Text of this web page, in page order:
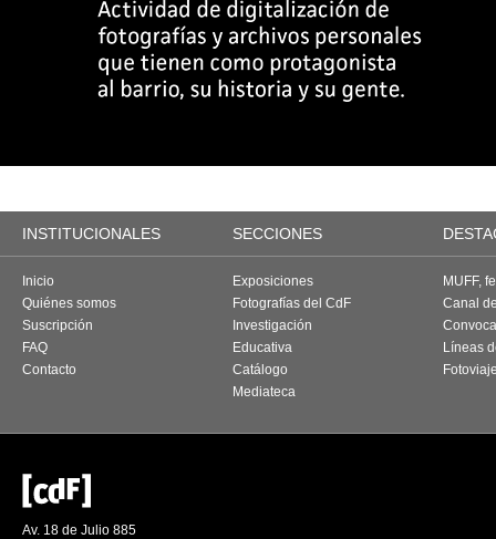
INSTITUCIONALES SECCIONES
Inicio
Quiénes somos
Suscripción
FAQ
Contacto
Exposiciones
Fotografías del CdF
Investigación
Educativa
Catálogo
Mediateca
MUFF,
Canal
Líneas
Av. 18 de Julio 885